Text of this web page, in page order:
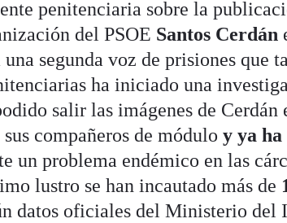
penitenciaria sobre la
del PSOE Santos Cerdán
una segunda voz de prisiones que
ha iniciado una
salir las imágenes de Cerdán
compañeros de móduloy ya ha
un problema endémico en las
lustro se han incautado más de
datos oficiales del Ministerio del